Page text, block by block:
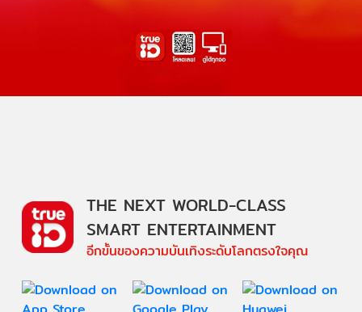
THE NEXT WORLD-CLASS
SMART ENTERTAINMENT
อีกขั้นของความบันเทิงระดับโลกตรงใจคุณ